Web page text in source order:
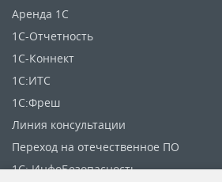
Аренда 1С
1C-Отчетность
1С-Коннект
1С:ИТС
1С:Фреш
Линия консультации
Переход на отечественное ПО
1С: ИнфоБезопасность